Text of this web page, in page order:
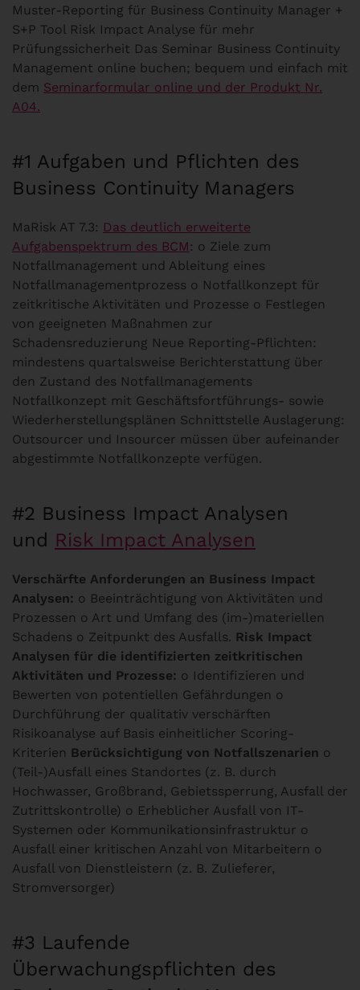
Muster-Reporting für Business Continuity Manager +
S+P Tool Risk Impact Analyse für mehr
Prüfungssicherheit Das Seminar Business Continuity
Management online buchen; bequem und einfach mit
dem Seminarformular online und der Produkt Nr.
A04.
#1 Aufgaben und Pflichten des
Business Continuity Managers
MaRisk AT 7.3: Das deutlich erweiterte
Aufgabenspektrum des BCM : o Ziele zum
Notfallmanagement und Ableitung eines
Notfallmanagementprozess o Notfallkonzept für
zeitkritische Aktivitäten und Prozesse o Festlegen
von geeigneten Maßnahmen zur
Schadensreduzierung Neue Reporting-Pflichten:
mindestens quartalsweise Berichterstattung über
den Zustand des Notfallmanagements
Notfallkonzept mit Geschäftsfortführungs- sowie
Wiederherstellungsplänen Schnittstelle Auslagerung:
Outsourcer und Insourcer müssen über aufeinander
abgestimmte Notfallkonzepte verfügen.
#2 Business Impact Analysen
und Risk Impact Analysen
Verschärfte Anforderungen an Business Impact
Analysen: o Beeinträchtigung von Aktivitäten und
Prozessen o Art und Umfang des (im-)materiellen
Schadens o Zeitpunkt des Ausfalls. Risk Impact
Analysen für die identifizierten zeitkritischen
Aktivitäten und Prozesse: o Identifizieren und
Bewerten von potentiellen Gefährdungen o
Durchführung der qualitativ verschärften
Risikoanalyse auf Basis einheitlicher Scoring-
Kriterien Berücksichtigung von Notfallszenarien o
(Teil-)Ausfall eines Standortes (z. B. durch
Hochwasser, Großbrand, Gebietssperrung, Ausfall der
Zutrittskontrolle) o Erheblicher Ausfall von IT-
Systemen oder Kommunikationsinfrastruktur o
Ausfall einer kritischen Anzahl von Mitarbeitern o
Ausfall von Dienstleistern (z. B. Zulieferer,
Stromversorger)
#3 Laufende
Überwachungspflichten des